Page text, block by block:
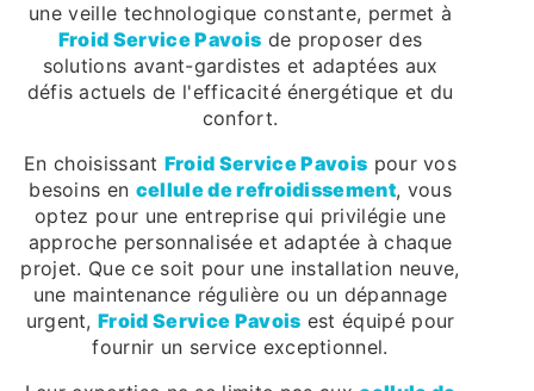
une veille technologique constante, permet à
Froid Service Pavois de proposer des
solutions avant-gardistes et adaptées aux
défis actuels de l'efficacité énergétique et du
confort.
En choisissant Froid Service Pavois pour vos
besoins en cellule de refroidissement, vous
optez pour une entreprise qui privilégie une
approche personnalisée et adaptée à chaque
projet. Que ce soit pour une installation neuve,
une maintenance régulière ou un dépannage
urgent,Froid Service Pavois est équipé pour
fournir un service exceptionnel.